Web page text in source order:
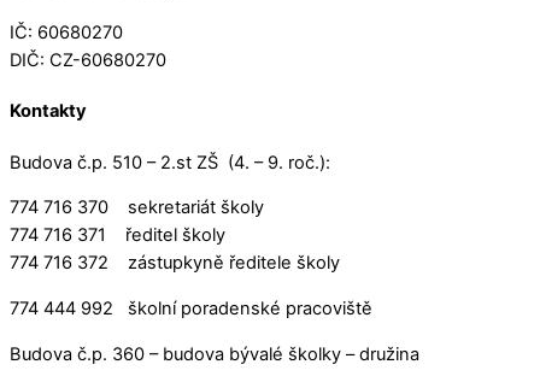
IČ: 60680270
DIČ: CZ-60680270
Kontakty
Budova č.p. 510 – 2.st ZŠ (4. – 9. roč.):
774 716 370 sekretariát školy
774 716 371 ředitel školy
774 716 372 zástupkyně ředitele školy
774 444 992 školní poradenské pracoviště
Budova č.p. 360 – budova bývalé školky – družina